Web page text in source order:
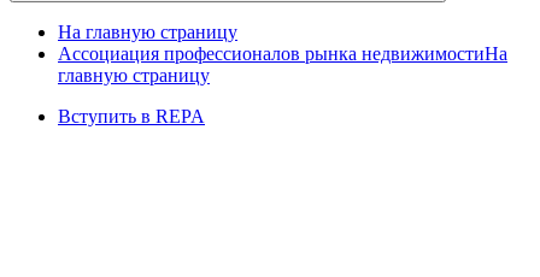
На главную страницу
Ассоциация профессионалов рынка недвижимостиНа
главную страницу
Вступить в REPA